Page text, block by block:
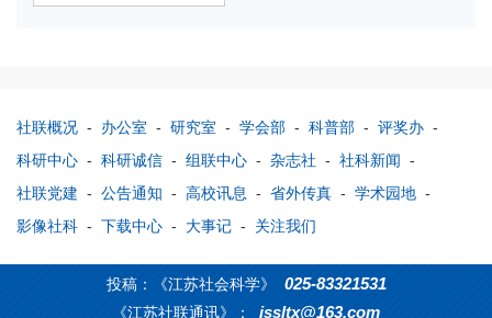
社联概况 - 办公室 - 研究室 - 学会部 - 科普部 - 评奖办 -
科研中心 - 科研诚信 - 组联中心 - 杂志社 - 社科新闻 -
社联党建 - 公告通知 - 高校讯息 - 省外传真 - 学术园地 -
影像社科 - 下载中心 - 大事记 - 关注我们
投稿：《江苏社会科学》 025-83321531
《江苏社联通讯》： jssltx@163.com